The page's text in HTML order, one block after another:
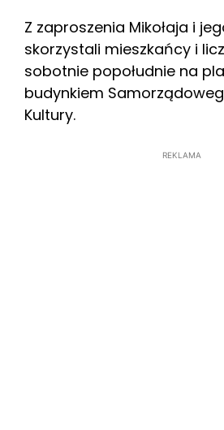
Z zaproszenia Mikołaja i
skorzystali mieszkańcy i
sobotnie popołudnie na
budynkiem
Kultury.
REKLAMA